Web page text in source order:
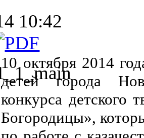
10:42
10 октября 2014
детей города
конкурса детского
Богородицы»,